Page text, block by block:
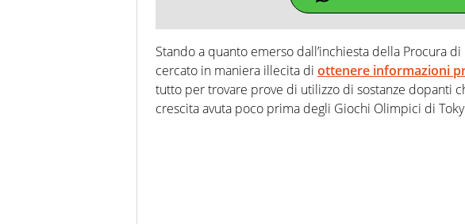
Stando a quanto emerso dall’inchiesta della Procura di
cercato in maniera illecita di ottenere informazioni
tutto per trovare prove di utilizzo di sostanze dopanti
crescita avuta poco prima degli Giochi Olimpici di